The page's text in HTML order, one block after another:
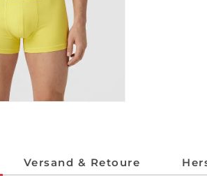
Versand & Retoure